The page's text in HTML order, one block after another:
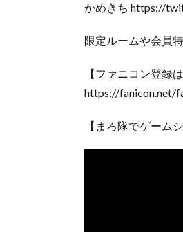
かめきち https://
限定ルームや会員
【ファニコン登録
https://fanicon.net/
【まろ隊でゲーム